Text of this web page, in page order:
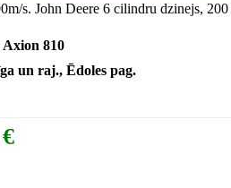
s. John Deere 6 cilindru dzinejs,
Axion 810
un raj., Ēdoles pag.